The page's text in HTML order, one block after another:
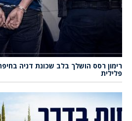
רימון רסס הושלך בלב שכונת דניה
פלילית